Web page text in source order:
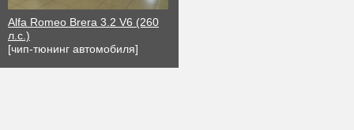
Alfa Romeo Brera 3.2 V6 (260
л.с.)
[чип-тюнинг автомобиля]